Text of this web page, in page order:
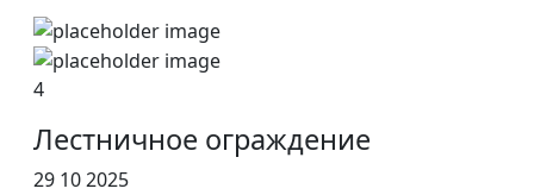
4
Лестничное ограждение
29 10 2025